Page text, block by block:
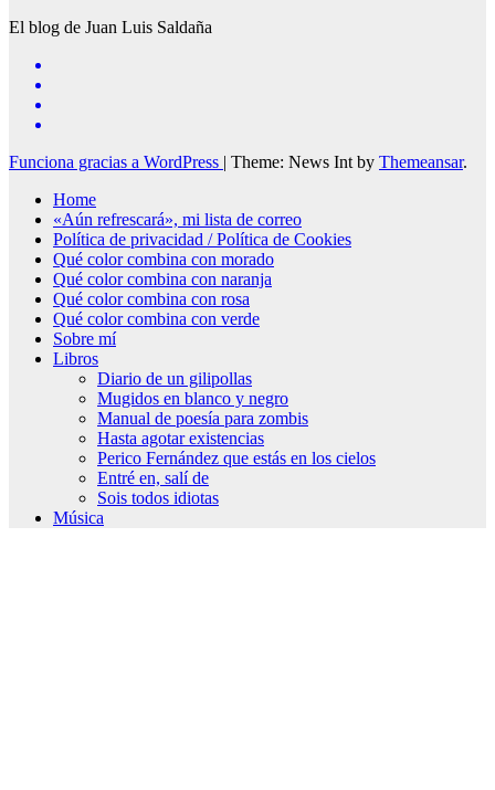
El blog de Juan Luis Saldaña
Funciona gracias a WordPress | Theme: News Int by Themeansar.
Home
«Aún refrescará», mi lista de correo
Política de privacidad / Política de Cookies
Qué color combina con morado
Qué color combina con naranja
Qué color combina con rosa
Qué color combina con verde
Sobre mí
Libros
Diario de un gilipollas
Mugidos en blanco y negro
Manual de poesía para zombis
Hasta agotar existencias
Perico Fernández que estás en los cielos
Entré en, salí de
Sois todos idiotas
Música